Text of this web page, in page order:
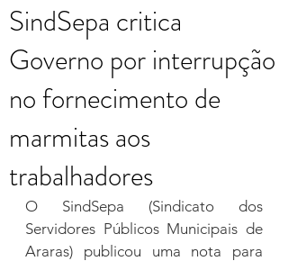
SindSepa critica
Governo por interrupção
no fornecimento de
marmitas aos
trabalhadores
O SindSepa (Sindicato dos
Servidores Públicos Municipais de
Araras) publicou uma nota para